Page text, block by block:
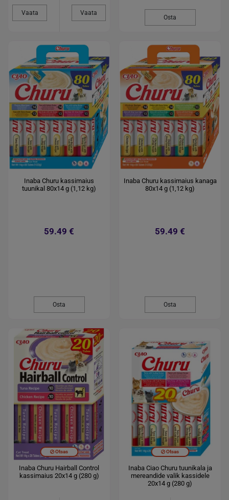
Vaata Vaata
Osta
Inaba Churu kassimaius
tuunikal 80x14 g (1,12 kg)
59.49 €
Osta
Inaba Churu kassimaius kanaga
80x14 g (1,12 kg)
59.49 €
Osta
Otsas
Inaba Churu Hairball Control
kassimaius 20x14 g (280 g)
Otsas
Inaba Ciao Churu tuunikala ja
mereandide valik kassidele
20x14 g (280 g)